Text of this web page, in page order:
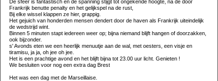
De sfeer is fantastisch en de spanning stijgt tot ongekende hoogte, na de door
Frankrijk benutte penalty en het gelijkspel na de rust,
Bij elke wissel klappen ze hier, grappig.
Het gejuich van honderden mensen dendert door de haven als Frankrijk uiteindelijk
de wedstrijd wint.
Binnen 5 minuten stapt iedereen weer op; bijna niemand blijft hangen of doorzakken,
ook bijzonder.
s' Avonds eten we een heerlijk menuutje aan de wal, met oesters, een visje en
tiramisu, ja ja, oh jee oh jee.
Het is een prachtige avond en het blijft bijna tot 23.00 uur licht. Genieten !
We besluiten voor nog een extra dag Brest
Het was een dag met de Marseillaise.